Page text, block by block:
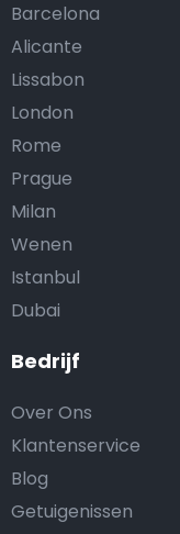
Bedrijf
Over Ons
Klantenservice
Blog
Getuigenissen
Barcelona
Alicante
Lissabon
London
Rome
Prague
Milan
Wenen
Istanbul
Dubai